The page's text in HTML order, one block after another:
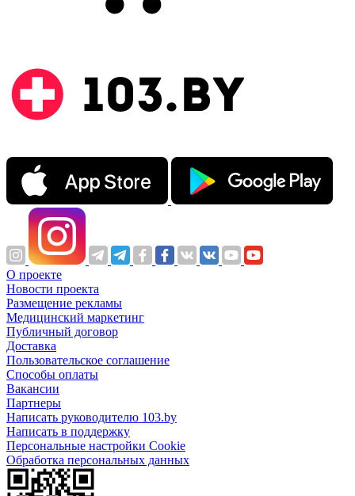
О проекте
Новости проекта
Размещение рекламы
Медицинский маркетинг
Публичный договор
Доставка
Пользовательское соглашение
Способы оплаты
Вакансии
Партнеры
Написать руководителю 103.by
Написать в поддержку
Персональные настройки Cookie
Обработка персональных данных